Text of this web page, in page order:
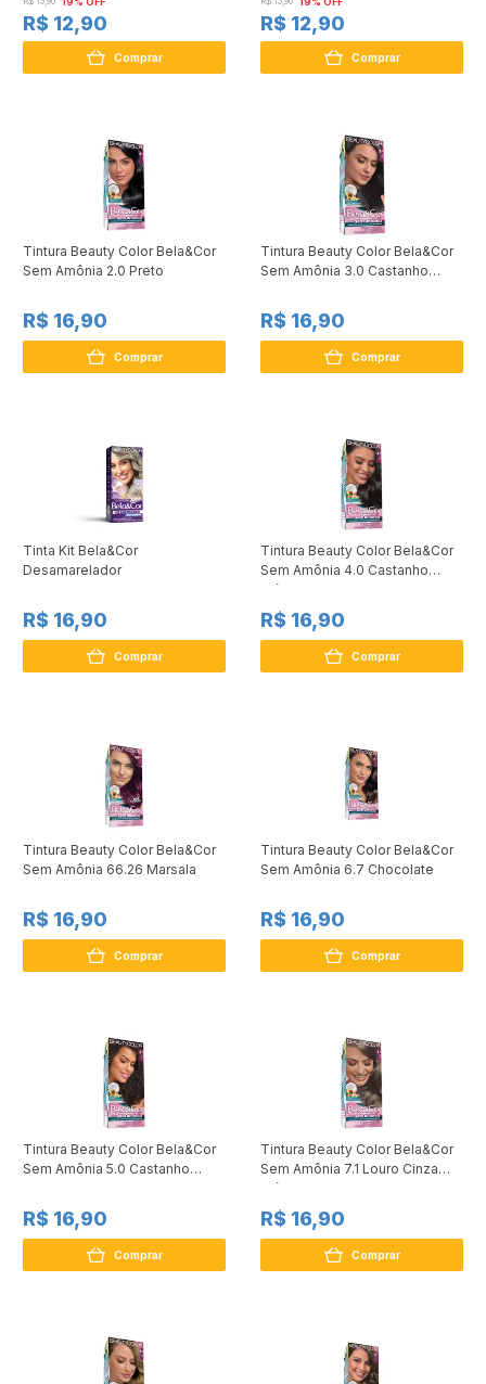
R$ 12,90
Comprar
R$ 12,90
Comprar
Tintura Beauty Color Bela&Cor
Sem Amônia 2.0 Preto
R$ 16,90
Comprar
Tintura Beauty Color Bela&Cor
Sem Amônia 3.0 Castanho
R$ 16,90
Comprar
Tinta Kit Bela&Cor
Desamarelador
R$ 16,90
Comprar
Tintura Beauty Color Bela&Cor
Sem Amônia 4.0 Castanho
Médio
R$ 16,90
Comprar
Tintura Beauty Color Bela&Cor
Sem Amônia 66.26 Marsala
R$ 16,90
Comprar
Tintura Beauty Color Bela&Cor
Sem Amônia 6.7 Chocolate
R$ 16,90
Comprar
Tintura Beauty Color Bela&Cor
Sem Amônia 5.0 Castanho
R$ 16,90
Comprar
Tintura Beauty Color Bela&Cor
Sem Amônia 7.1 Louro Cinza
Médio
R$ 16,90
Comprar